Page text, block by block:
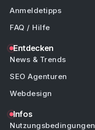
Anmeldetipps
FAQ / Hilfe
Entdecken
News & Trends
SEO Agenturen
Webdesign
Infos
Nutzungsbedingungen